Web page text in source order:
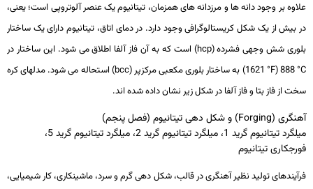
علاوه بر وجود دانه ­ها و مرزدانه­ های همزمان، تیتانیوم یک عنصر آلوتروپی است؛ یعنی،
در بیش از یک شکل کریستالوگرافی وجود دارد. در دمای اتاق، تیتانیوم دارای یک ساختار
بلوری شش­ وجهی فشرده (hcp) است که به آن فاز آلفا اطلاق می ­شود. این ساختار در
°C
888 (
°F
bcc) استحاله می ­شود. مدل­های کره
سخت از فاز بتا و فاز آلفا در شکل زیر نشان داده شده­ اند.
آهنگری (Forging) و شکل دهی تیتانیوم (فصل پنجم)
میلگرد تیتانیوم گرید 1، میلگرد تیتانیوم گرید 2، میلگرد تیتانیوم گرید 5،
فورجکاری تیتانیوم
فرآیندهای تولید نظیر آهنگری در قالب، شکل­ دهی گرم و سرد، ماشین­کاری، کار شیمیایی،